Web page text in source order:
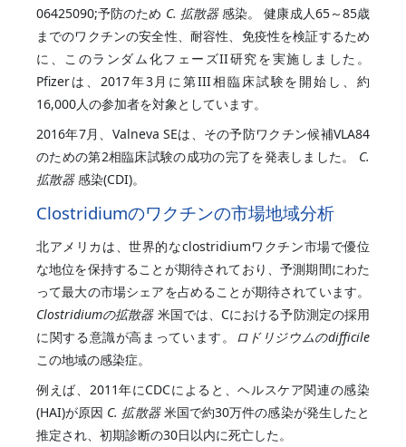
06425090;予防のため C. 拡散器感染。 健康成人65～85歳
までのワクチンの安全性、耐容性、免疫性を検証するため
に、このランダム化フェーズII研究を実施しました。
Pfizerは、2017年3月に第III相臨床試験を開始し、約
16,000人の参加者を対象としています。
2016年7月、Valneva SEは、その予防ワクチン候補VLA84
のための第2相臨床試験の成功の完了を発表しました。 C.
拡散器感染(CDI)。
Clostridiumのワクチンの市場地域分析
北アメリカは、世界的なclostridiumワクチン市場で優位
な地位を保持することが期待されており、予測期間にわた
って最大の市場シェアを占めることが期待されています。
Clostridiumの拡散器 米国では、Cにおける予防測定の採用
に関する意識が高まっています。
ロドリジウムのdifficile
この地域の感染症。
例えば、2011年にCDCによると、ヘルスケア関連の感染
(HAI)が原因 C. 拡散器米国で約30万件の感染が発生したと
推定され、初期診断の30日以内に死亡した。